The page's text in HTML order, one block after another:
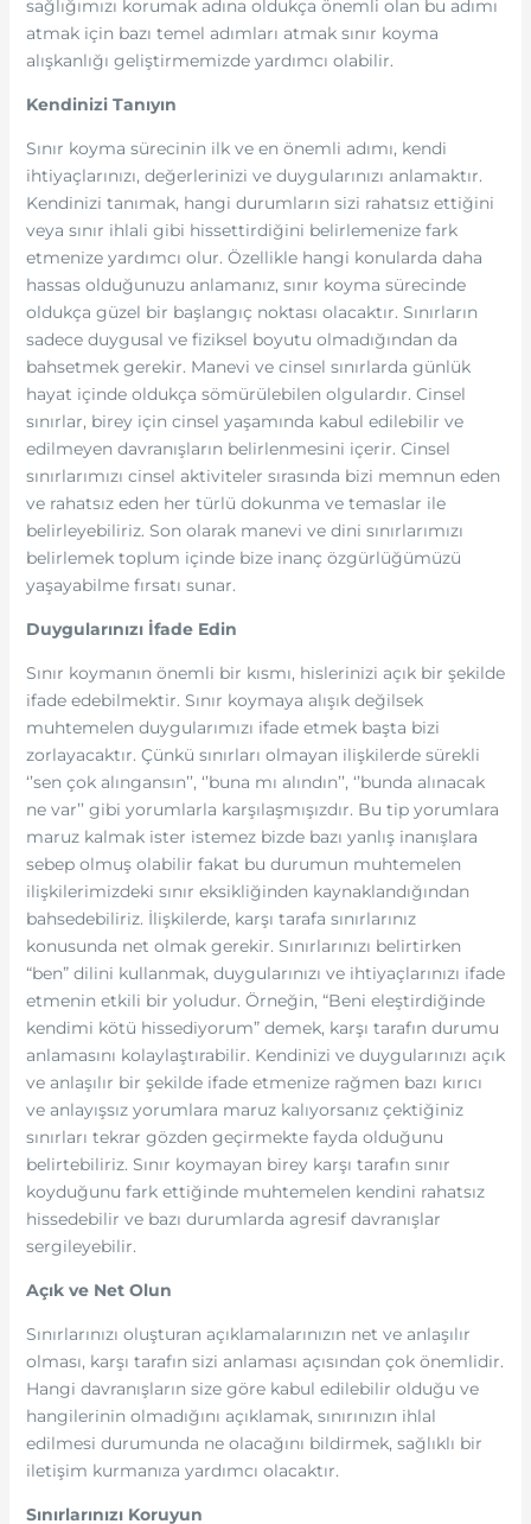
sağlığımızı korumak adına oldukça önemli olan bu adımı
atmak için bazı temel adımları atmak sınır koyma
alışkanlığı geliştirmemizde yardımcı olabilir.
Kendinizi Tanıyın
Sınır koyma sürecinin ilk ve en önemli adımı, kendi
ihtiyaçlarınızı, değerlerinizi ve duygularınızı anlamaktır.
Kendinizi tanımak, hangi durumların sizi rahatsız ettiğini
veya sınır ihlali gibi hissettirdiğini belirlemenize fark
etmenize yardımcı olur. Özellikle hangi konularda daha
hassas olduğunuzu anlamanız, sınır koyma sürecinde
oldukça güzel bir başlangıç noktası olacaktır. Sınırların
sadece duygusal ve fiziksel boyutu olmadığından da
bahsetmek gerekir. Manevi ve cinsel sınırlarda günlük
hayat içinde oldukça sömürülebilen olgulardır. Cinsel
sınırlar, birey için cinsel yaşamında kabul edilebilir ve
edilmeyen davranışların belirlenmesini içerir. Cinsel
sınırlarımızı cinsel aktiviteler sırasında bizi memnun eden
ve rahatsız eden her türlü dokunma ve temaslar ile
belirleyebiliriz. Son olarak manevi ve dini sınırlarımızı
belirlemek toplum içinde bize inanç özgürlüğümüzü
yaşayabilme fırsatı sunar.
Duygularınızı İfade Edin
Sınır koymanın önemli bir kısmı, hislerinizi açık bir şekilde
ifade edebilmektir. Sınır koymaya alışık değilsek
muhtemelen duygularımızı ifade etmek başta bizi
zorlayacaktır. Çünkü sınırları olmayan ilişkilerde sürekli
‘’sen çok alıngansın’’, ‘’buna mı alındın’’, ‘’bunda alınacak
ne var’’ gibi yorumlarla karşılaşmışızdır. Bu tip yorumlara
maruz kalmak ister istemez bizde bazı yanlış inanışlara
sebep olmuş olabilir fakat bu durumun muhtemelen
ilişkilerimizdeki sınır eksikliğinden kaynaklandığından
bahsedebiliriz. İlişkilerde, karşı tarafa sınırlarınız
konusunda net olmak gerekir. Sınırlarınızı belirtirken
“ben” dilini kullanmak, duygularınızı ve ihtiyaçlarınızı ifade
etmenin etkili bir yoludur. Örneğin, “Beni eleştirdiğinde
kendimi kötü hissediyorum” demek, karşı tarafın durumu
anlamasını kolaylaştırabilir. Kendinizi ve duygularınızı açık
ve anlaşılır bir şekilde ifade etmenize rağmen bazı kırıcı
ve anlayışsız yorumlara maruz kalıyorsanız çektiğiniz
sınırları tekrar gözden geçirmekte fayda olduğunu
belirtebiliriz. Sınır koymayan birey karşı tarafın sınır
koyduğunu fark ettiğinde muhtemelen kendini rahatsız
hissedebilir ve bazı durumlarda agresif davranışlar
sergileyebilir.
Açık ve Net Olun
Sınırlarınızı oluşturan açıklamalarınızın net ve anlaşılır
olması, karşı tarafın sizi anlaması açısından çok önemlidir.
Hangi davranışların size göre kabul edilebilir olduğu ve
hangilerinin olmadığını açıklamak, sınırınızın ihlal
edilmesi durumunda ne olacağını bildirmek, sağlıklı bir
iletişim kurmanıza yardımcı olacaktır.
Sınırlarınızı Koruyun